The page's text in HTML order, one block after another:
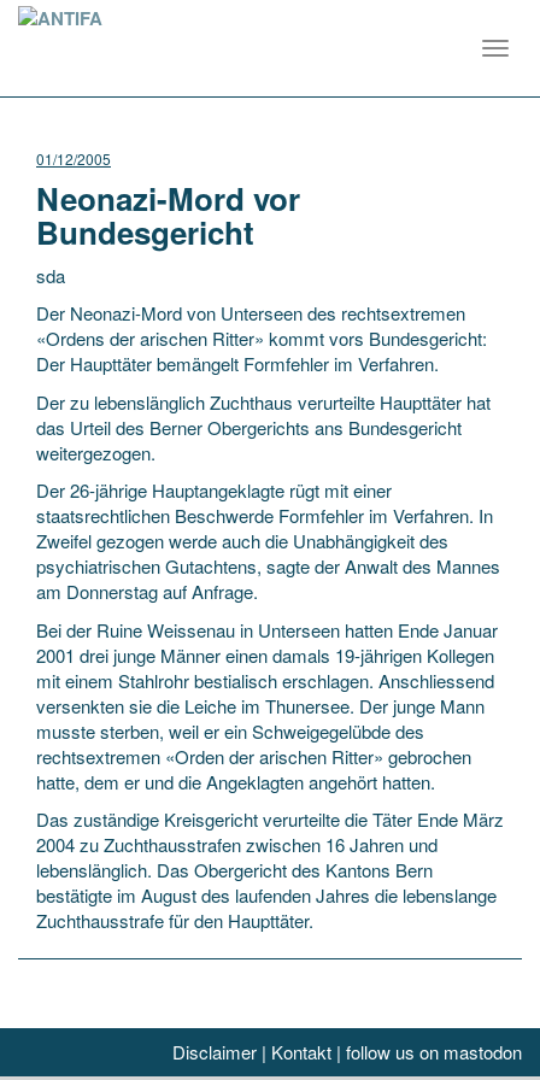
01/12/2005
Neonazi-Mord vor
Bundesgericht
sda
Der Neonazi-Mord von Unterseen des rechtsextremen
«Ordens der arischen Ritter» kommt vors Bundesgericht:
Der Haupttäter bemängelt Formfehler im Verfahren.
Der zu lebenslänglich Zuchthaus verurteilte Haupttäter hat
das Urteil des Berner Obergerichts ans Bundesgericht
weitergezogen.
Der 26-jährige Hauptangeklagte rügt mit einer
staatsrechtlichen Beschwerde Formfehler im Verfahren. In
Zweifel gezogen werde auch die Unabhängigkeit des
psychiatrischen Gutachtens, sagte der Anwalt des Mannes
am Donnerstag auf Anfrage.
Bei der Ruine Weissenau in Unterseen hatten Ende Januar
2001 drei junge Männer einen damals 19-jährigen Kollegen
mit einem Stahlrohr bestialisch erschlagen. Anschliessend
versenkten sie die Leiche im Thunersee. Der junge Mann
musste sterben, weil er ein Schweigegelübde des
rechtsextremen «Orden der arischen Ritter» gebrochen
hatte, dem er und die Angeklagten angehört hatten.
Das zuständige Kreisgericht verurteilte die Täter Ende März
2004 zu Zuchthausstrafen zwischen 16 Jahren und
lebenslänglich. Das Obergericht des Kantons Bern
bestätigte im August des laufenden Jahres die lebenslange
Zuchthausstrafe für den Haupttäter.
Disclaimer | Kontakt | follow us on mastodon